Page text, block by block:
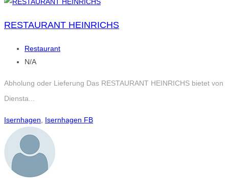
RESTAURANT HEINRICHS
Restaurant
N/A
Abholung oder Lieferung Das RESTAURANT HEINRICHS bietet von
Diensta...
Isernhagen Isernhagen FB